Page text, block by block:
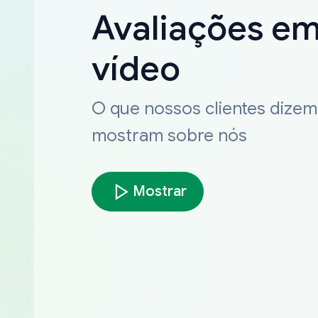
Avaliações
vídeo
O que nossos clientes
mostram sobre nós
Mostrar